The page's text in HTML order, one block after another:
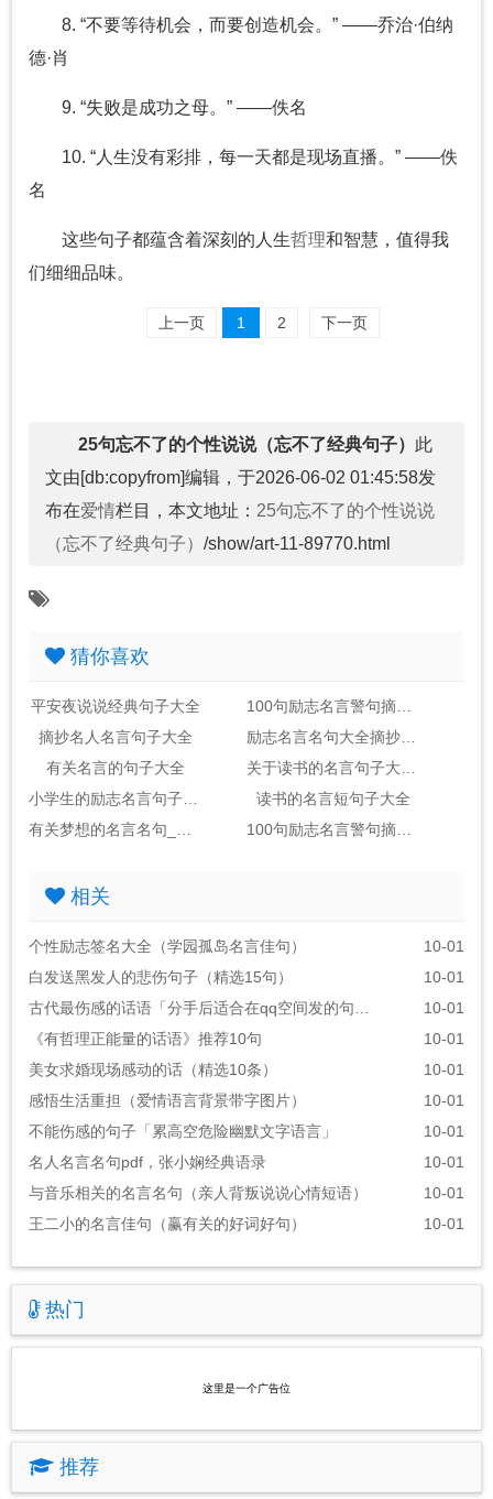
8. “不要等待机会，而要创造机会。” ——乔治·伯纳
德·肖
9. “失败是成功之母。” ——佚名
10. “人生没有彩排，每一天都是现场直播。” ——佚
名
这些句子都蕴含着深刻的人生哲理和智慧，值得我
们细细品味。
上一页 1 2 下一页
25句忘不了的个性说说（忘不了经典句子） 此
文由[db:copyfrom]编辑，于2026-06-02 01:45:58发
布在爱情栏目，本文地址： 25句忘不了的个性说说
（忘不了经典句子） /show/art-11-89770.html
猜你喜欢
平安夜说说经典句子大全
摘抄名人名言句子大全
有关名言的句子大全
读书的名言短句子大全
相关
个性励志签名大全（学园孤岛名言佳句）
10-01
白发送黑发人的悲伤句子（精选15句）
10-01
10-01
《有哲理正能量的话语》推荐10句
10-01
美女求婚现场感动的话（精选10条）
10-01
感悟生活重担（爱情语言背景带字图片）
10-01
不能伤感的句子「累高空危险幽默文字语言」
10-01
名人名言名句pdf，张小娴经典语录
10-01
与音乐相关的名言名句（亲人背叛说说心情短语）
10-01
王二小的名言佳句（赢有关的好词好句）
10-01
热门
这里是一个广告位
推荐